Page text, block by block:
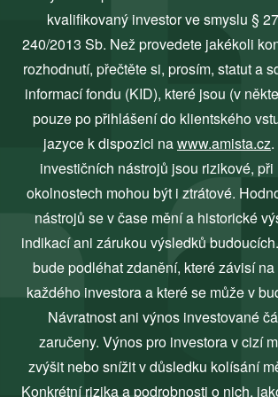
kvalifikovaný investor ve smyslu §
240/2013 Sb. Než provedete jakékoli
rozhodnutí, přečtěte si, prosím, statut a
informací fondu (KID), které jsou (v
pouze po přihlášení do klientského
jazyce k dispozici nawww.amista.cz
investičních nástrojů jsou rizikové,
okolnostech mohou být i ztrátové.
nástrojů se v čase mění a historické
indikací ani zárukou výsledků
bude podléhat zdanění, které závisí
každého investora a které se může v
Návratnost ani výnos investované
zaručeny. Výnos pro investora v cizí
zvýšit nebo snížit v důsledku kolísání
Konkrétní rizika a podrobnosti o nich,